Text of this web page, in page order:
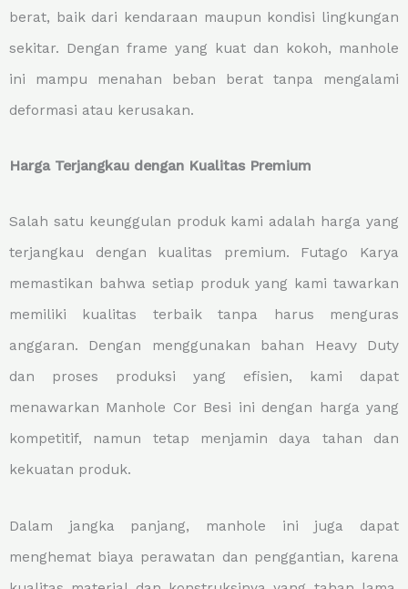
berat, baik dari kendaraan maupun kondisi lingkungan
sekitar. Dengan frame yang kuat dan kokoh, manhole
ini mampu menahan beban berat tanpa mengalami
deformasi atau kerusakan.
Harga Terjangkau dengan Kualitas Premium
Salah satu keunggulan produk kami adalah harga yang
terjangkau dengan kualitas premium. Futago Karya
memastikan bahwa setiap produk yang kami tawarkan
memiliki kualitas terbaik tanpa harus menguras
anggaran. Dengan menggunakan bahan Heavy Duty
dan proses produksi yang efisien, kami dapat
menawarkan Manhole Cor Besi ini dengan harga yang
kompetitif, namun tetap menjamin daya tahan dan
kekuatan produk.
Dalam jangka panjang, manhole ini juga dapat
menghemat biaya perawatan dan penggantian, karena